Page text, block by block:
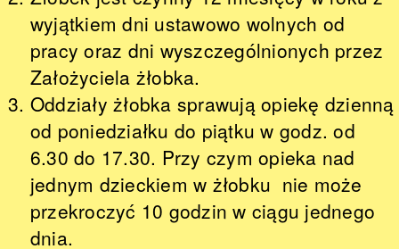
wyjątkiem dni ustawowo wolnych od
pracy oraz dni wyszczególnionych przez
Założyciela żłobka.
Oddziały żłobka sprawują opiekę dzienną
od poniedziałku do piątku w godz. od
6.30 do 17.30. Przy czym opieka nad
jednym dzieckiem w żłobku nie może
przekroczyć 10 godzin w ciągu jednego
dnia.